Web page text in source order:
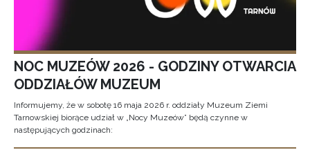
NOC MUZEÓW 2026 - GODZINY OTWARCIA
ODDZIAŁÓW MUZEUM
Informujemy, że w sobotę 16 maja 2026 r. oddziały Muzeum Ziemi
Tarnowskiej biorące udział w „Nocy Muzeów” będą czynne w
następujących godzinach: